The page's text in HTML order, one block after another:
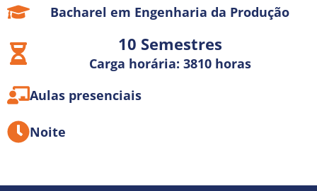
Bacharel em Engenharia da Produção
10 Semestres
Carga horária: 3810 horas
Aulas presenciais
Noite